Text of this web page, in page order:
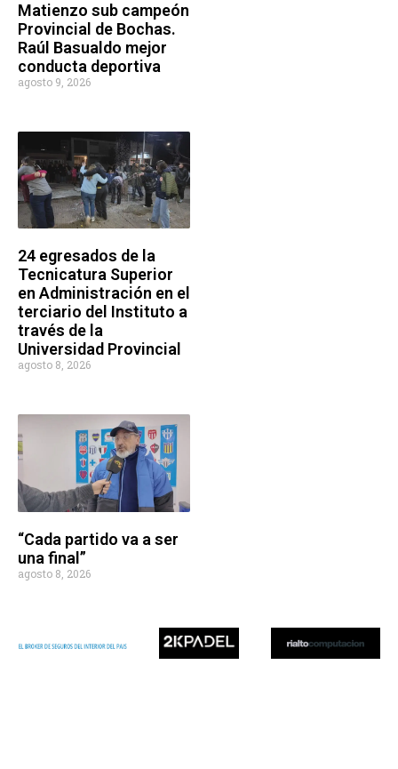
Matienzo sub campeón
Provincial de Bochas.
Raúl Basualdo mejor
conducta deportiva
agosto 9, 2026
24 egresados de la
Tecnicatura Superior
en Administración en el
terciario del Instituto a
través de la
Universidad Provincial
agosto 8, 2026
“Cada partido va a ser
una final”
agosto 8, 2026